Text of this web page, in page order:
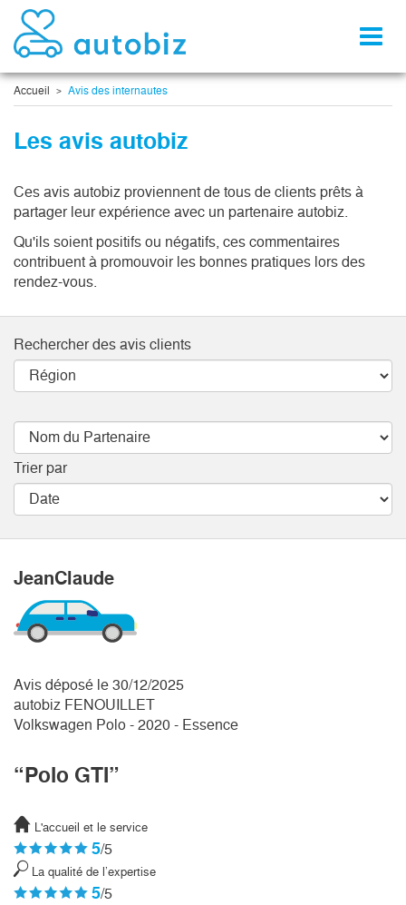
Accueil Avis des internautes
Les avis autobiz
Ces avis autobiz proviennent de tous de clients prêts à
partager leur expérience avec un partenaire autobiz.
Qu'ils soient positifs ou négatifs, ces commentaires
contribuent à promouvoir les bonnes pratiques lors des
rendez-vous.
Rechercher des avis clients
Trier par
JeanClaude
Avis déposé le 30/12/2025
autobiz FENOUILLET
Volkswagen Polo - 2020 - Essence
“Polo GTI”
L'accueil et le service
5/5
La qualité de l’expertise
5/5